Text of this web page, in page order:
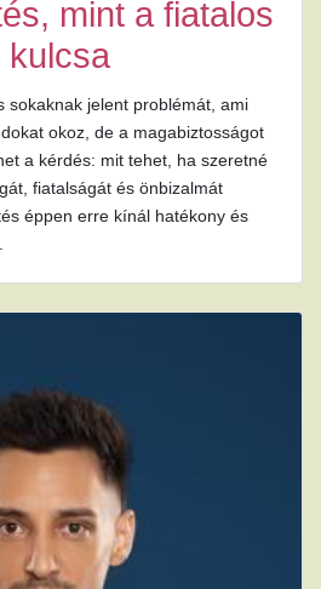
mint a fiatalos
kulcsa
sokaknak jelent problémát, ami
okoz, de a magabiztosságot
a kérdés: mit tehet, ha szeretné
fiatalságát és önbizalmát
éppen erre kínál hatékony és